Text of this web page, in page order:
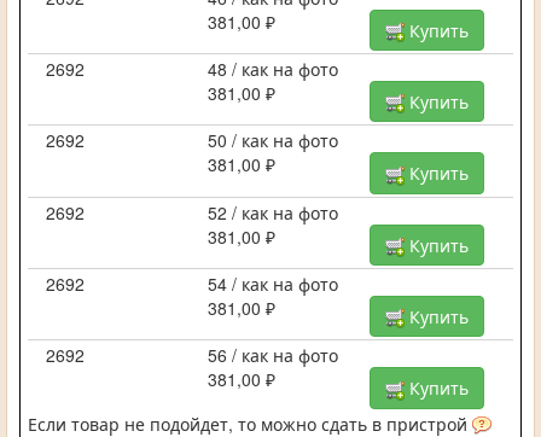
381,00 ₽
Купить
2692
48 / как на фото
381,00 ₽
Купить
2692
50 / как на фото
381,00 ₽
Купить
2692
52 / как на фото
381,00 ₽
Купить
2692
54 / как на фото
381,00 ₽
Купить
2692
56 / как на фото
381,00 ₽
Купить
Если товар не подойдет, то можно сдать в пристрой